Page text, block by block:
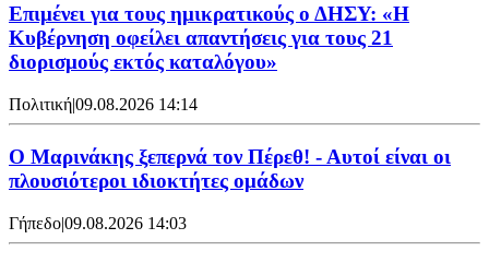
Επιμένει για τους ημικρατικούς ο ΔΗΣΥ: «Η
Κυβέρνηση οφείλει απαντήσεις για τους 21
διορισμούς εκτός καταλόγου»
Πολιτική|09.08.2026 14:14
Ο Μαρινάκης ξεπερνά τον Πέρεθ! - Αυτοί είναι οι
πλουσιότεροι ιδιοκτήτες ομάδων
Γήπεδο|09.08.2026 14:03